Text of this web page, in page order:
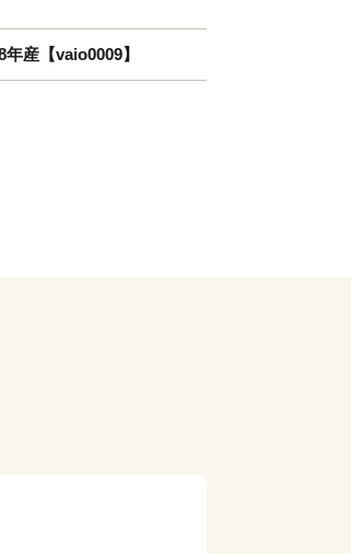
産【vaio0009】